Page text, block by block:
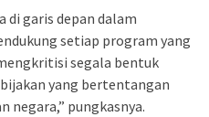
di garis depan dalam
setiap program yang
segala bentuk
yang bertentangan
negara,” pungkasnya.